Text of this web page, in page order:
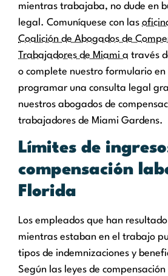
mientras trabajaba, no dude en
legal. Comuníquese con las
Coalición de Abogados de
Trabajadores de Miami a través
o complete nuestro formulario
programar una consulta legal
nuestros abogados de
trabajadores de Miami Gardens.
Límites de
compensación
Florida
Los empleados que han
mientras estaban en el trabajo
tipos de indemnizaciones y
Según las leyes de